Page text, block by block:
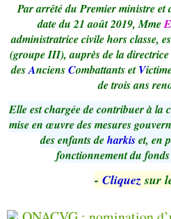
Par arrêté du Premier ministre et
date du 21 août 2019, Mme
administratrice civile hors classe,
(groupe III), auprès de la
desAnciensCombattants etV
de trois ans
Elle est chargée de contribuer à la
mise en œuvre des mesures
des enfants deharkiset, en
fonctionnement du
- Cliquezsur